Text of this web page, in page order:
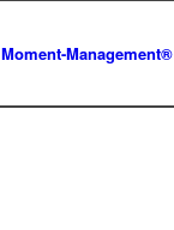
Moment-Management®